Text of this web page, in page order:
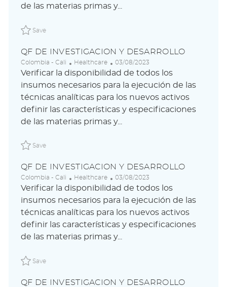
n
y
a
de las materias primas y...
Save
QF DE INVESTIGACION Y DESARROLLO
L
o
a
t
i
n
Colombia - Cali
C
a
e
g
o
y
Healthcare
P
o
t
d
a
03/08/2023
Verificar la disponibilidad de todos los
insumos necesarios para la ejecución de las
técnicas analíticas para los nuevos activos
definir las características y especificaciones
de las materias primas y...
Save
QF DE INVESTIGACION Y DESARROLLO
L
o
a
t
i
n
Colombia - Cali
C
a
e
g
o
y
Healthcare
P
o
t
d
a
03/08/2023
Verificar la disponibilidad de todos los
insumos necesarios para la ejecución de las
técnicas analíticas para los nuevos activos
definir las características y especificaciones
de las materias primas y...
Save
QF DE INVESTIGACION Y DESARROLLO